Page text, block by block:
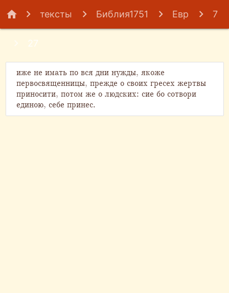
home тексты Библия1751 Евр 7
27
иже не имать по вся дни нужды, якоже
первосвященницы, прежде о своих гресех жертвы
приносити, потом же о людских: сие бо сотвори
единою, себе принес.